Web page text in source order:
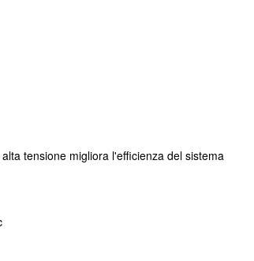
tensione migliora l'efficienza del sistema